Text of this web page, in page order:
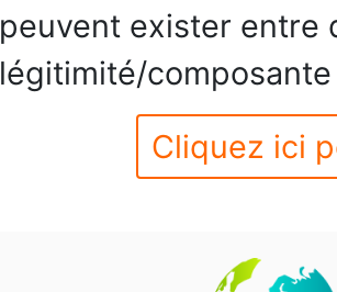
peuvent exister entre
légitimité/
Cliquez ici